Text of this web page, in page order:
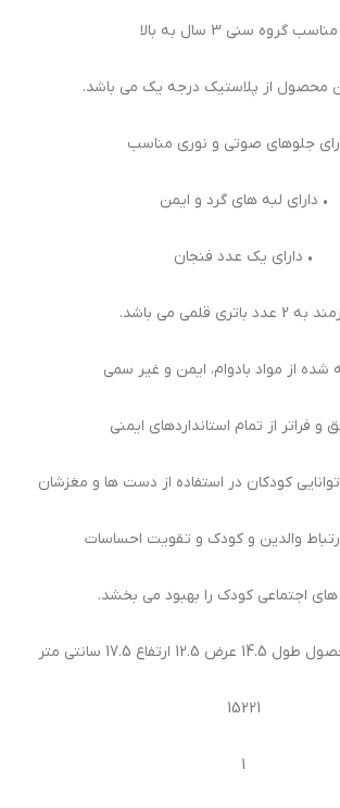
گروه سنی 3 سال به بالا
محصول از پلاستیک درجه یک می باشد.
جلوهای صوتی و نوری مناسب
• دارای لبه های گرد و ایمن
• دارای یک عدد فنجان
باتری قلمی می باشد.
شده از مواد بادوام، ایمن و غیر سمی
و فراتر از تمام استانداردهای ایمنی
کودکان در استفاده از دست ها و مغزشان
والدین و کودک و تقویت احساسات
های اجتماعی کودک را بهبود می بخشد.
ارتفاع 17.5 سانتی متر
15221
1